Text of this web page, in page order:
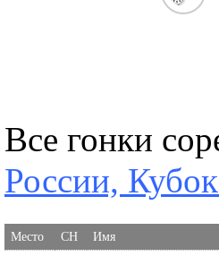
Все гонки
России,
Место СН Имя